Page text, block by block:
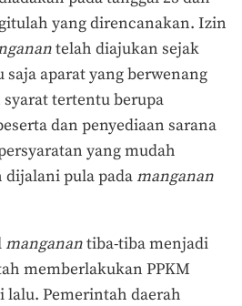
yang direncanakan. Izin
telah diajukan sejak
aparat yang berwenang
tertentu berupa
dan penyediaan sarana
yang mudah
dijalani pula padamanganan
manganantiba-tiba menjadi
memberlakukan PPKM
lalu. Pemerintah daerah